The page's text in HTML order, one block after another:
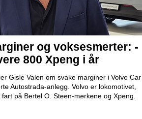
og voksesmerter: -
800 Xpeng i år
Gisle Valen om svake marginer i Volvo Car
Autostrada-anlegg. Volvo er lokomotivet,
på Bertel O. Steen-merkene og Xpeng.